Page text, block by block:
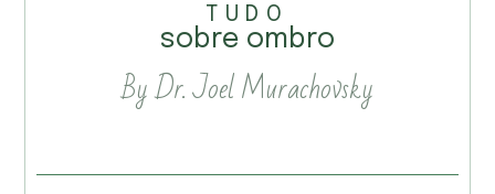
TUDO
sobre ombro
By Dr. Joel Murachovsky